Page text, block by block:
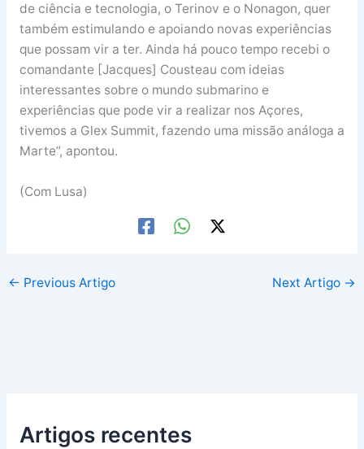
de ciência e tecnologia, o Terinov e o Nonagon, quer
também estimulando e apoiando novas experiências
que possam vir a ter. Ainda há pouco tempo recebi o
comandante [Jacques] Cousteau com ideias
interessantes sobre o mundo submarino e
experiências que pode vir a realizar nos Açores,
tivemos a Glex Summit, fazendo uma missão análoga a
Marte”, apontou.
(Com Lusa)
← Previous Artigo Next Artigo →
Artigos recentes